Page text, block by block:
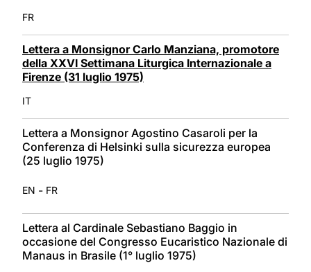
FR
Lettera a Monsignor Carlo Manziana, promotore
della XXVI Settimana Liturgica Internazionale a
Firenze (31 luglio 1975)
IT
Lettera a Monsignor Agostino Casaroli per la
Conferenza di Helsinki sulla sicurezza europea
(25 luglio 1975)
EN - FR
Lettera al Cardinale Sebastiano Baggio in
occasione del Congresso Eucaristico Nazionale di
Manaus in Brasile (1° luglio 1975)